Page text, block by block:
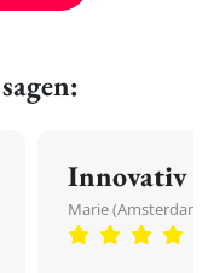
Innovativ
Marie